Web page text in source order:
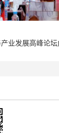
业发展高峰论
技大学首届校